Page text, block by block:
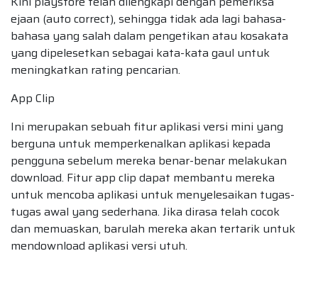
ejaan (auto correct), sehingga tidak ada lagi bahasa-
bahasa yang salah dalam pengetikan atau kosakata
yang dipelesetkan sebagai kata-kata gaul untuk
meningkatkan rating pencarian.
App Clip
Ini merupakan sebuah fitur aplikasi versi mini yang
berguna untuk memperkenalkan aplikasi kepada
pengguna sebelum mereka benar-benar melakukan
download. Fitur app clip dapat membantu mereka
untuk mencoba aplikasi untuk menyelesaikan tugas-
tugas awal yang sederhana. Jika dirasa telah cocok
dan memuaskan, barulah mereka akan tertarik untuk
mendownload aplikasi versi utuh.